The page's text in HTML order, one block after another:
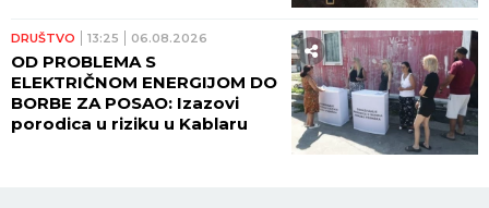
DRUŠTVO 13:25 06.08.2026
OD PROBLEMA S
ELEKTRIČNOM ENERGIJOM DO
BORBE ZA POSAO: Izazovi
porodica u riziku u Kablaru